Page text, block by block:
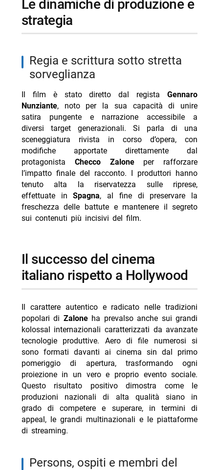
le dinamiche di produzione e
strategia
regia e scrittura sotto stretta
sorveglianza
Il film è stato diretto dal registaGennaro
Nunziante, noto per la sua capacità di unire
satira pungente e narrazione accessibile a
diversi target generazionali. Si parla di una
sceneggiatura rivista in corso d’opera, con
modifiche apportate direttamente dal
protagonista Checco Zaloneper rafforzare
l’impatto finale del racconto. I produttori hanno
tenuto alta la riservatezza sulle riprese,
effettuate inSpagna, al fine di preservare la
freschezza delle battute e mantenere il segreto
sui contenuti più incisivi del film.
il successo del cinema
italiano rispetto a Hollywood
Il carattere autentico e radicato nelle tradizioni
popolari di Zaloneha prevalso anche sui grandi
kolossal internazionali caratterizzati da avanzate
tecnologie produttive. Aero di file numerosi si
sono formati davanti ai cinema sin dal primo
pomeriggio di apertura, trasformando ogni
proiezione in un vero e proprio evento sociale.
Questo risultato positivo dimostra come le
produzioni nazionali di alta qualità siano in
grado di competere e superare, in termini di
appeal, le grandi multinazionali e le piattaforme
di streaming.
persons, ospiti e membri del